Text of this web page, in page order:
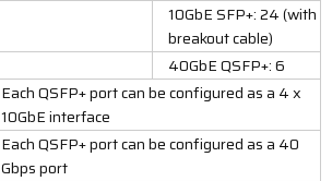
10GbE SFP+: 24 (with
breakout cable)
40GbE QSFP+: 6
Each QSFP+ port can be configured as a 4 x
10GbE interface
Each QSFP+ port can be configured as a 40
Gbps port